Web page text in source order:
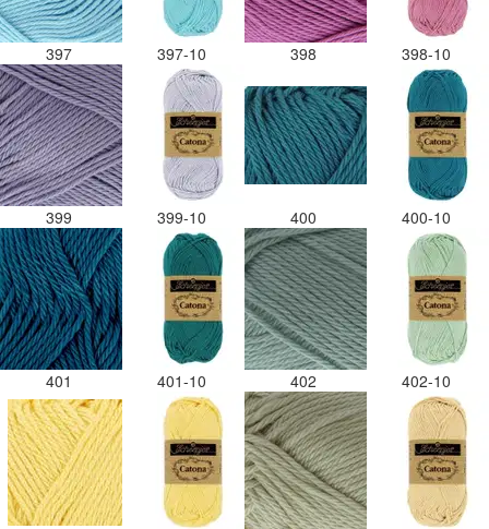
397 397-10 398 398-10
399 399-10 400 400-10
401 401-10 402 402-10